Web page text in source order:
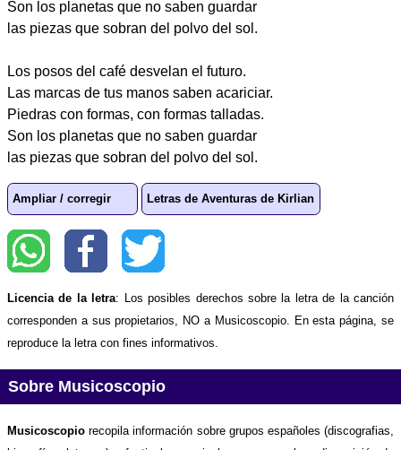
Son los planetas que no saben guardar
las piezas que sobran del polvo del sol.
Los posos del café desvelan el futuro.
Las marcas de tus manos saben acariciar.
Piedras con formas, con formas talladas.
Son los planetas que no saben guardar
las piezas que sobran del polvo del sol.
Ampliar / corregir Letras de Aventuras de Kirlian
Licencia de la letra: Los posibles derechos sobre la letra de la canción
corresponden a sus propietarios, NO a Musicoscopio. En esta página, se
reproduce la letra con fines informativos.
Sobre Musicoscopio
Musicoscopio recopila información sobre grupos españoles (discografias,